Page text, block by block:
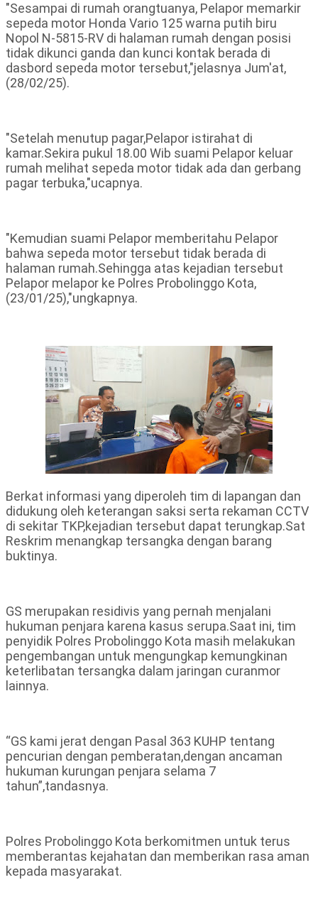
"Sesampai di rumah orangtuanya, Pelapor memarkir
sepeda motor Honda Vario 125 warna putih biru
Nopol N-5815-RV di halaman rumah dengan posisi
tidak dikunci ganda dan kunci kontak berada di
dasbord sepeda motor tersebut,"jelasnya Jum'at,
(28/02/25).
"Setelah menutup pagar,Pelapor istirahat di
kamar.Sekira pukul 18.00 Wib suami Pelapor keluar
rumah melihat sepeda motor tidak ada dan gerbang
pagar terbuka,"ucapnya.
"Kemudian suami Pelapor memberitahu Pelapor
bahwa sepeda motor tersebut tidak berada di
halaman rumah.Sehingga atas kejadian tersebut
Pelapor melapor ke Polres Probolinggo Kota,
(23/01/25),"ungkapnya.
Berkat informasi yang diperoleh tim di lapangan dan
didukung oleh keterangan saksi serta rekaman CCTV
di sekitar TKP,kejadian tersebut dapat terungkap.Sat
Reskrim menangkap tersangka dengan barang
buktinya.
GS merupakan residivis yang pernah menjalani
hukuman penjara karena kasus serupa.Saat ini, tim
penyidik Polres Probolinggo Kota masih melakukan
pengembangan untuk mengungkap kemungkinan
keterlibatan tersangka dalam jaringan curanmor
lainnya.
“GS kami jerat dengan Pasal 363 KUHP tentang
pencurian dengan pemberatan,dengan ancaman
hukuman kurungan penjara selama 7
tahun”,tandasnya.
Polres Probolinggo Kota berkomitmen untuk terus
memberantas kejahatan dan memberikan rasa aman
kepada masyarakat.